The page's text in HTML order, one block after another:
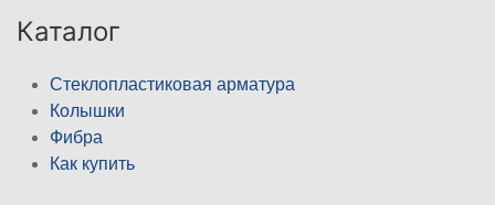
Каталог
Стеклопластиковая арматура
Колышки
Фибра
Как купить